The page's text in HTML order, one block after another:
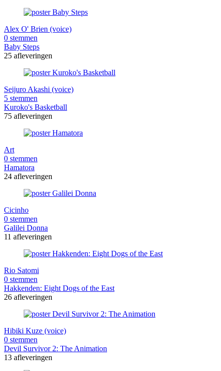
Alex O' Brien (voice)
0 stemmen
Baby Steps
25 afleveringen
Seijuro Akashi (voice)
5 stemmen
Kuroko's Basketball
75 afleveringen
Art
0 stemmen
Hamatora
24 afleveringen
Cicinho
0 stemmen
Galilei Donna
11 afleveringen
Rio Satomi
0 stemmen
Hakkenden: Eight Dogs of the East
26 afleveringen
Hibiki Kuze (voice)
0 stemmen
Devil Survivor 2: The Animation
13 afleveringen